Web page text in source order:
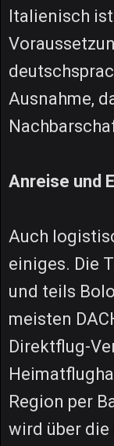
Italienisch
Ausnahme,
Anreise und
Auch
einiges. Die
und teils
meisten
Direktflug-
Region per
wird über